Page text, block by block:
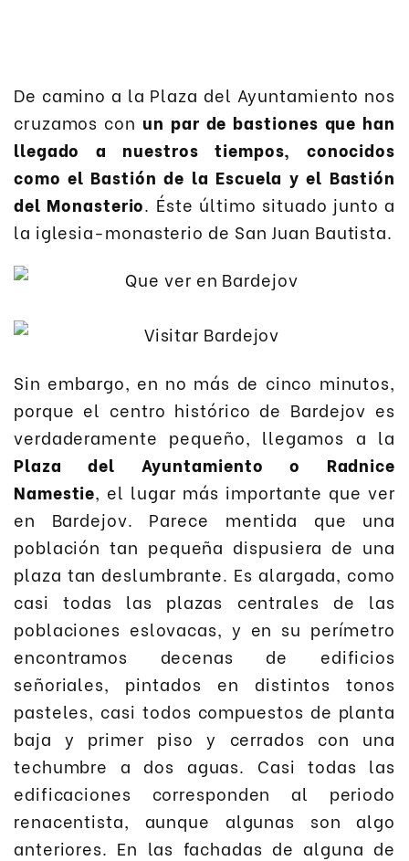
De camino a la Plaza del Ayuntamiento nos
cruzamos con un par de bastiones que han
llegado a nuestros tiempos, conocidos
como el Bastión de la Escuela y el Bastión
del Monasterio. Éste último situado junto a
la iglesia-monasterio de San Juan Bautista.
Sin embargo, en no más de cinco minutos,
porque el centro histórico de Bardejov es
verdaderamente pequeño, llegamos a la
Plaza del Ayuntamiento o Radnice
Namestie, el lugar más importante que ver
en Bardejov. Parece mentida que una
población tan pequeña dispusiera de una
plaza tan deslumbrante. Es alargada, como
casi todas las plazas centrales de las
poblaciones eslovacas, y en su perímetro
encontramos decenas de edificios
señoriales, pintados en distintos tonos
pasteles, casi todos compuestos de planta
baja y primer piso y cerrados con una
techumbre a dos aguas. Casi todas las
edificaciones corresponden al periodo
renacentista, aunque algunas son algo
anteriores. En las fachadas de alguna de